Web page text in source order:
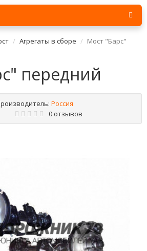
Агрегаты в сборе
Мост "Барс"
передний
Россия
0 отзывов